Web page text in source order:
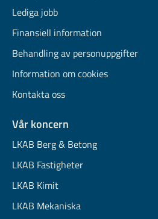
Lediga jobb
Finansiell information
Behandling av personuppgifter
Information om cookies
Kontakta oss
Vår koncern
LKAB Berg & Betong
LKAB Fastigheter
LKAB Kimit
LKAB Mekaniska